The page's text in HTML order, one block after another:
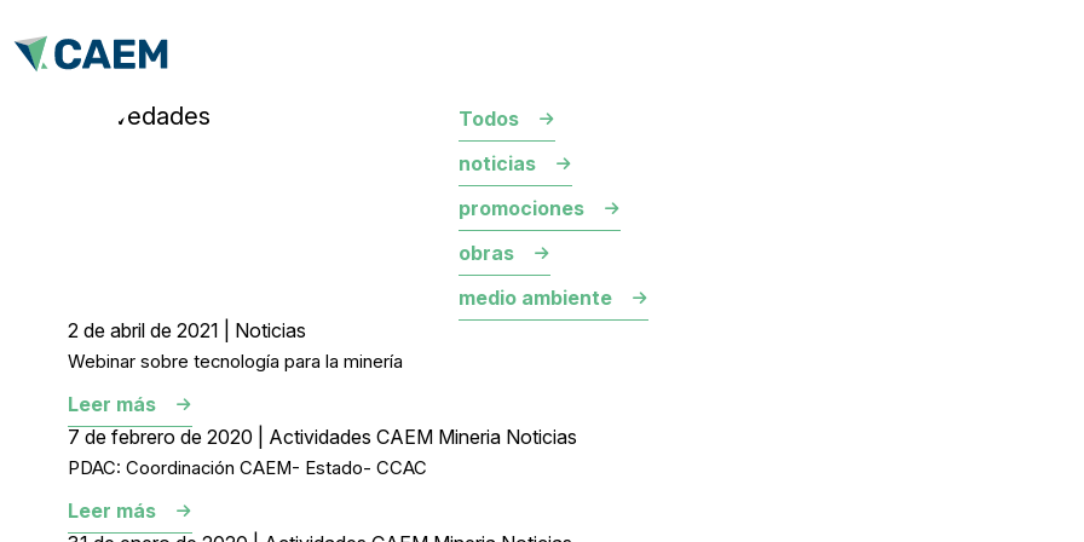
novedades
Todos
noticias
promociones
obras
medio ambiente
2 de abril de 2021 | Noticias
Webinar sobre tecnología para la minería
Leer más
7 de febrero de 2020 | Actividades CAEM Mineria Noticias
PDAC: Coordinación CAEM- Estado- CCAC
Leer más